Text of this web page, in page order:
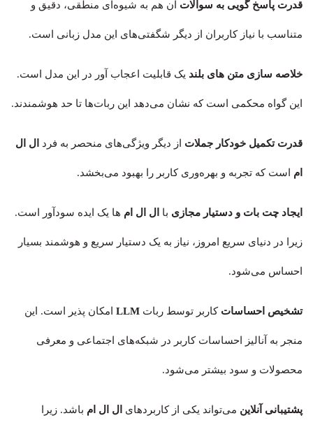
قدرت پاسخ گویی به سوالات آن هم به شیوه‌ای منطقی، دقیق و
متناسب با نیاز کاربران از دیگر شگفتی‌های این مدل زبانی است.
خلاصه سازی متن های بلند یک قابلیت اعجاب آور در این مدل است.
این گواه محکمی است که نشان می‌دهد این ربات‌ها تا حد هوشمندند.
قدرت تکمیل خودکار جملات از دیگر ویژگی‌های منحصر به فرد ال ال
ام است که تجربه و بهره‌وری کاربر را بهبود می‌بخشد.
ایجاد چت بات و دستیار مجازی با ال ال ام ها یک ایده سودآور است.
زیرا در دنیای سریع امروز، نیاز به یک دستیار سریع و هوشمند بسیار
احساس می‌شود.
تشخیص احساسات کاربر توسط ربات LLM امکان پذیر است. این
منجر به آنالیز احساسات کاربر در شبکه‌های اجتماعی و معرفی‌
محصولات و سود بیشتر می‌شود.
پشتیبانی آنلاین می‌تواند یکی از کاربردهای ال ال ام باشد. زیرا